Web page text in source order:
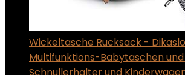
Wickeltasche Rucksack -
Multifunktions-Babytaschen